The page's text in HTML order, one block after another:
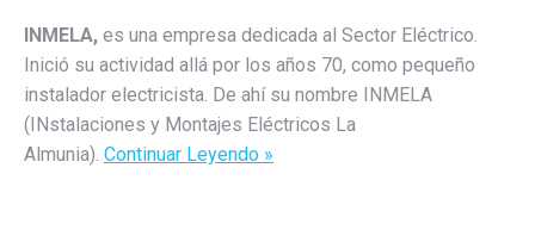
INMELA, es una empresa dedicada al Sector Eléctrico.
Inició su actividad allá por los años 70, como pequeño
instalador electricista. De ahí su nombre INMELA
(INstalaciones y Montajes Eléctricos La
Almunia). Continuar Leyendo »